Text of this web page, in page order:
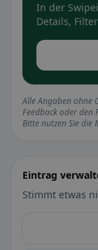
In der
Details,
Alle Angaben ohne
Feedback oder den
Bitte nutzen Sie die
Eintrag
Stimmt etwas